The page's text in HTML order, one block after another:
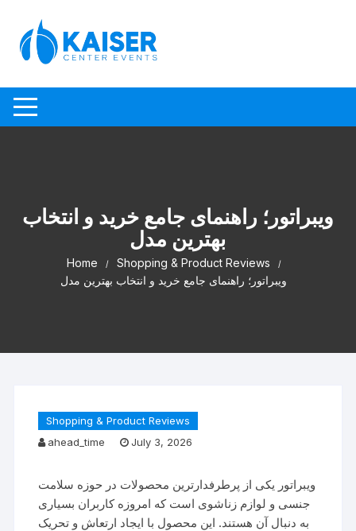
ویبراتور؛ راهنمای جامع خرید و انتخاب
بهترین مدل
Home
Shopping & Product Reviews
ویبراتور؛ راهنمای جامع خرید و انتخاب بهترین مدل
Shopping & Product Reviews
ahead_time
July 3, 2026
ویبراتور یکی از پرطرفدارترین محصولات در حوزه سلامت
جنسی و لوازم زناشوی است که امروزه کاربران بسیاری
به دنبال آن هستند. این محصول با ایجاد ارتعاش و تحریک